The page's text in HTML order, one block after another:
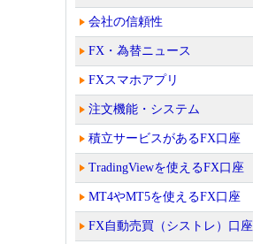
会社の信頼性
FX・為替ニュース
FXスマホアプリ
注文機能・システム
積立サービスがあるFX口座
TradingViewを使えるFX口座
MT4やMT5を使えるFX口座
FX自動売買（シストレ）口座